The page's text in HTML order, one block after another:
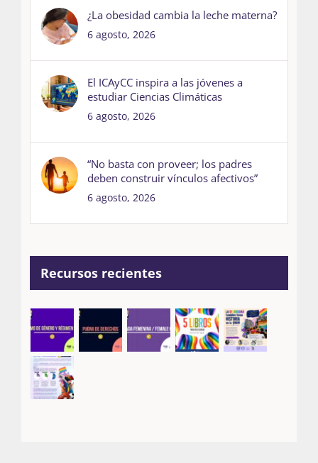
¿La obesidad cambia la leche materna?
6 agosto, 2026
El ICAyCC inspira a las jóvenes a
estudiar Ciencias Climáticas
6 agosto, 2026
“No basta con proveer; los padres
deben construir vínculos afectivos”
6 agosto, 2026
Recursos recientes